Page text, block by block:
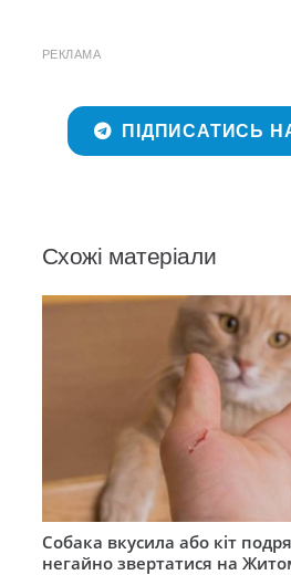
РЕКЛАМА
ПІДПИСАТИСЬ
Схожі матеріали
Собака вкусила або кіт
негайно звертатися на